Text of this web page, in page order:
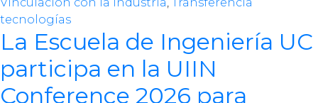
tecnologías
La Escuela de Ingeniería UC
participa en la UIIN
Conference 2026 para